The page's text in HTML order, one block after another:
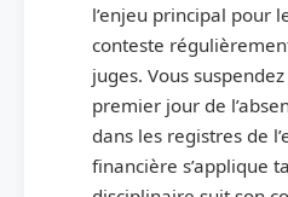
l’enjeu principal pour
conteste
juges. Vous
premier jour de
dans les registres de
financière s’applique